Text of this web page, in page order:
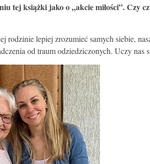
tej książki jako o „akcie miłości”. Czy
rodzinie lepiej zrozumieć samych siebie,
od traum odziedziczonych. Uczy